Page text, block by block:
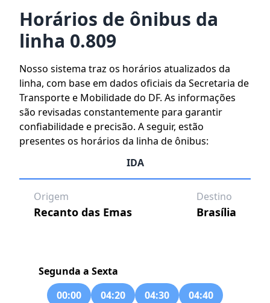
Horários de ônibus da
linha 0.809
Nosso sistema traz os horários atualizados da
linha, com base em dados oficiais da Secretaria de
Transporte e Mobilidade do DF. As informações
são revisadas constantemente para garantir
confiabilidade e precisão. A seguir, estão
presentes os horários da linha de ônibus:
IDA
Origem
Recanto das Emas
Destino
Brasília
Segunda a Sexta
00:00
04:20 04:30
04:40